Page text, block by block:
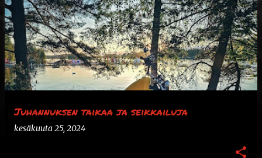
Juhannuksen taikaa ja seikkailuja
kesäkuuta 25, 2024